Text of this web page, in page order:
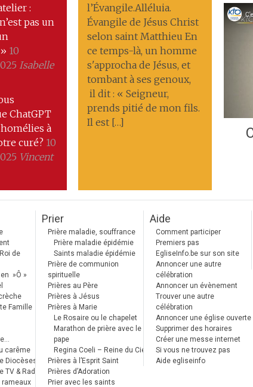
:
pas un
10
Isabelle
ChatGPT
à
curé? 10
Vincent
l’Évangile.Alléluia.
Évangile de Jésus Christ
selon saint Matthieu En
ce temps-là, un homme
s'approcha de Jésus, et
tombant à ses genoux,
il dit : « Seigneur,
prends pitié de mon fils.
Il est […]
de
»Ô »
Famille
carême
Diocèses
& Radio
rameaux
Prier
Prière maladie, souffrance
Prière maladie épidémie
Saints maladie épidémie
Prière de communion
spirituelle
Prières au Père
Prières à Jésus
Prières à Marie
Le Rosaire ou le chapelet
Marathon de prière avec le
pape
Regina Coeli – Reine du Ciel
Prières à l’Esprit Saint
Prières d’Adoration
Prier avec les saints
Aide
Comment participer
Premiers pas
EgliseInfo.be sur son site
Annoncer une autre
célébration
Annoncer un évènement
Trouver une autre
célébration
Annoncer une église ouverte
Supprimer des horaires
Créer une messe internet
Si vous ne trouvez pas
Aide egliseinfo